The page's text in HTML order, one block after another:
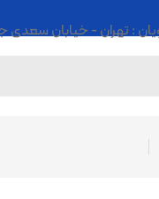
سعدی جنوبی - روبروی